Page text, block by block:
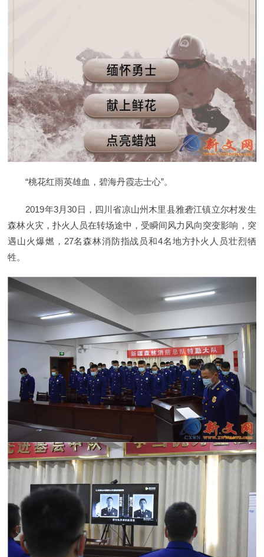
“桃花红雨英雄血，碧海丹霞志士心”。
2019年3月30日，四川省凉山州木里县雅砻江镇立尔村发生
森林火灾，扑火人员在转场途中，受瞬间风力风向突变影响，突
遇山火爆燃，27名森林消防指战员和4名地方扑火人员壮烈牺
牲。